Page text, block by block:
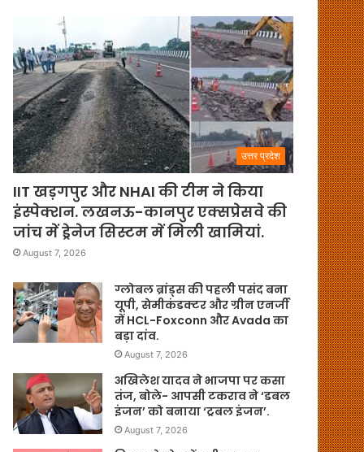
उत्तर प्रदेश
IIT खड़गपुर और NHAI की टीम ने किया
इंस्पेक्शन. लखनऊ-कानपुर एक्सप्रेसवे की
जांच में ड्रेनेज सिस्टम में मिली खामियां.
August 7, 2026
ग्लोबल ब्रांड्स की पहली पसंद बना
यूपी, सेमीकंडक्टर और ग्रीन एनर्जी
में HCL-Foxconn और Avada का
बड़ा दांव.
August 7, 2026
अखिलेश यादव ने भाजपा पर कसा
तंज, बोले- आपसी टकराव ने ‘डबल
इंजन’ को बनाया ‘ट्रबल इंजन’.
August 7, 2026